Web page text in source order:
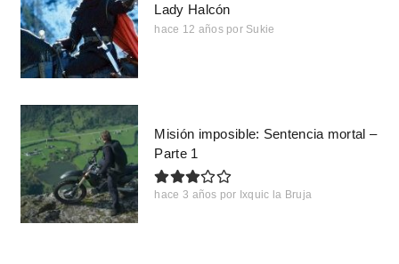
Lady Halcón
hace 12 años por Sukie
Misión imposible: Sentencia mortal –
Parte 1
hace 3 años por Ixquic la Bruja